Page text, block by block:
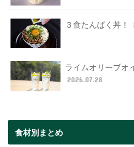
３食たんぱく丼！
ライムオリーブオ
2026.07.28
食材別まとめ